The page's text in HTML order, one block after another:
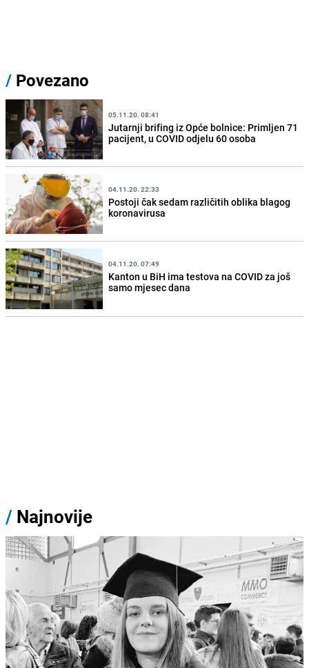
/ Povezano
05.11.20. 08:41
Jutarnji brifing iz Opće bolnice: Primljen 71
pacijent, u COVID odjelu 60 osoba
04.11.20. 22:33
Postoji čak sedam različitih oblika blagog
koronavirusa
04.11.20. 07:49
Kanton u BiH ima testova na COVID za još
samo mjesec dana
/ Najnovije